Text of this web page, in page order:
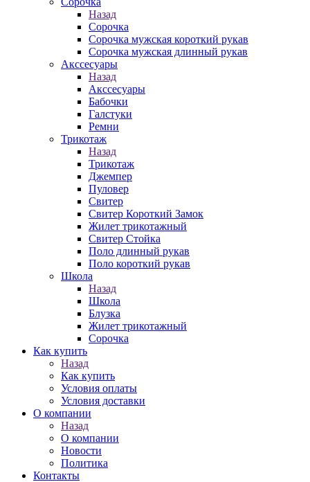
Назад
Сорочка
Сорочка мужская короткий рукав
Сорочка мужская длинный рукав
Акссесуары
Назад
Акссесуары
Бабочки
Галстуки
Ремни
Трикотаж
Назад
Трикотаж
Джемпер
Пуловер
Свитер
Свитер Короткий Замок
Жилет трикотажный
Свитер Стойка
Поло длинный рукав
Поло короткий рукав
Школа
Назад
Школа
Блузка
Жилет трикотажный
Сорочка
Как купить
Назад
Как купить
Условия оплаты
Условия доставки
О компании
Назад
О компании
Новости
Политика
Контакты